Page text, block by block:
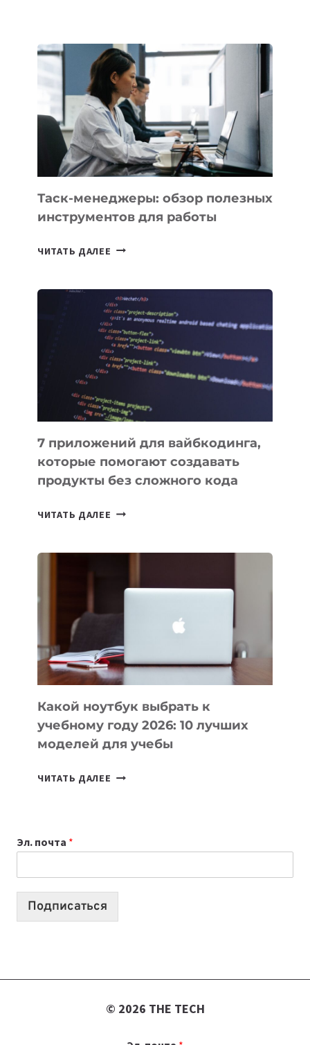
НОВЫЕ
ПРЕДМЕТЫ
ПО
ИСКУССТВЕННОМУ
ИНТЕЛЛЕКТУ
Таск-менеджеры: обзор полезных
инструментов для работы
ЧИТАТЬ ДАЛЕЕ ТАСК-
ПОЛЕЗНЫХ
ИНСТРУМЕНТОВ
ДЛЯ
РАБОТЫ
7 приложений для вайбкодинга,
которые помогают создавать
продукты без сложного кода
ЧИТАТЬ ДАЛЕЕ 7
ПОМОГАЮТ
СОЗДАВАТЬ
БЕЗ
СЛОЖНОГО
КОДА
Какой ноутбук выбрать к
учебному году 2026: 10 лучших
моделей для учебы
ЧИТАТЬ ДАЛЕЕ КАКОЙ
2026:
10
Эл. почта *
Подписаться
© 2026 THE TECH